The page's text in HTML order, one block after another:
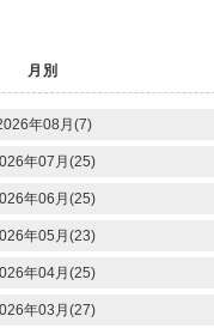
月別
年08月(7)
年07月(25)
年06月(25)
年05月(23)
年04月(25)
年03月(27)